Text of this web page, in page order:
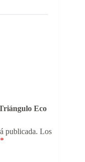
Eco
publicada. Los
*